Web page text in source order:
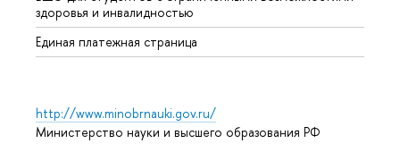
здоровья и инвалидностью
Единая платежная страница
http://www.minobrnauki.gov.ru/
Министерство науки и высшего образования РФ